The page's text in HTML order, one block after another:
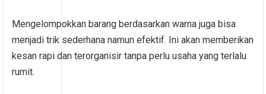
Mengelompokkan barang berdasarkan warna juga bisa
menjadi trik sederhana namun efektif. Ini akan memberikan
kesan rapi dan terorganisir tanpa perlu usaha yang terlalu
rumit.